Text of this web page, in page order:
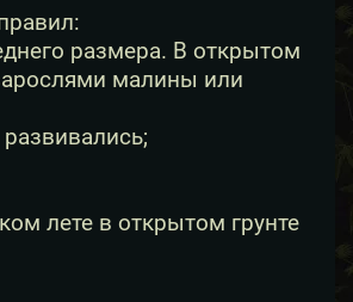
размера. В открытом
малины или
лете в открытом грунте